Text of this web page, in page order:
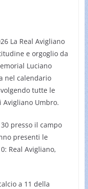
La Real Avigliano
e orgoglio da
Luciano
nel calendario
tutte le
Umbro.
presso il campo
presenti le
Real Avigliano,
a 11 della